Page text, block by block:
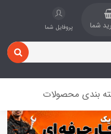
شما پروفایل شما
بندی محصولات